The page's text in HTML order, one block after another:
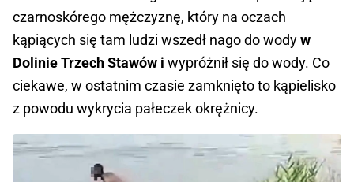
czarnoskórego mężczyznę, który na oczach
kąpiących się tam ludzi wszedł nago do wodyw
Dolinie Trzech Stawów i wypróżnił się do wody. Co
ciekawe, w ostatnim czasie zamknięto to kąpielisko
z powodu wykrycia pałeczek okrężnicy.